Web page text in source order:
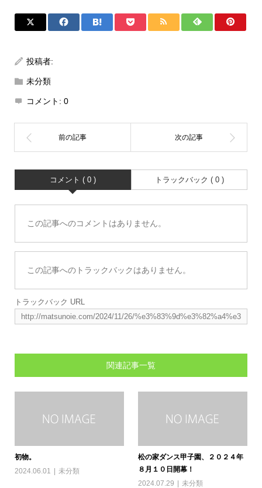
投稿者:
未分類
コメント: 0
コメント ( 0 ) トラックバック ( 0 )
この記事へのコメントはありません。
この記事へのトラックバックはありません。
トラックバック URL
関連記事一覧
初物。
2024.06.01
未分類
松の家ダンス甲子園、２０２４年
８月１０日開幕！
2024.07.29
未分類